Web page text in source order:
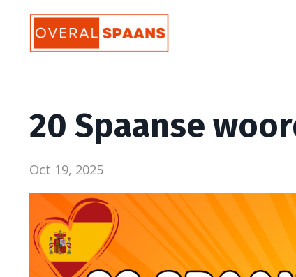
20 Spaanse
Oct 19, 2025